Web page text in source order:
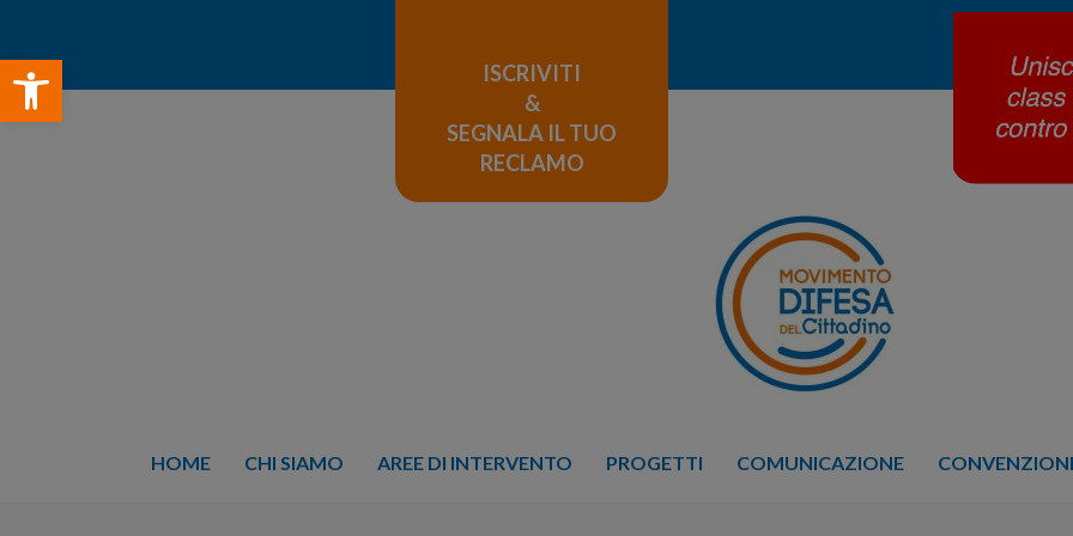
Open toolbar
ISCRIVITI
&
SEGNALA IL TUO
RECLAMO
HOME CHI SIAMO AREE DI INTERVENTO PROGETTI COMUNICAZIONE